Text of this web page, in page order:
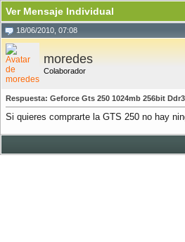
Ver Mensaje Individual
18/06/2010, 07:08
moredes
Colaborador
Respuesta: Geforce Gts 250 1024mb 256bit
Si quieres comprarte la GTS 250 no hay